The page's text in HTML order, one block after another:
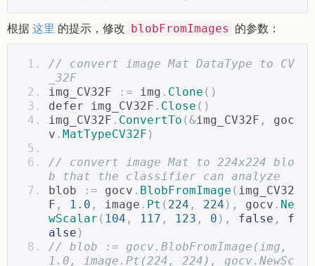
根据这里 的提示，修改 blobFromImages 的参数：
// convert image Mat DataType to CV
_32F
img_CV32F
:= img . Clone ()
defer img_CV32F . Close ()
img_CV32F . ConvertTo (&img_CV32F ,
goc
v . MatTypeCV32F )
// convert image Mat to 224x224 blo
b that the classifier can analyze
blob
:= gocv . BlobFromImage ( img_CV32
F , 1.0 , image . Pt ( 224 , 224 ), gocv . Ne
wScalar ( 104 , 117 , 123 , 0 ), false ,
f
alse )
// blob := gocv.BlobFromImage(img,
1.0, image.Pt(224, 224), gocv.NewSc